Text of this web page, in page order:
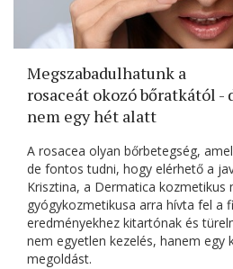
Megszabadulhatunk a
rosaceát okozó bőratkától -
nem egy hét alatt
A rosacea olyan bőrbetegség,
de fontos tudni, hogy elérhető a
Krisztina, a Dermatica kozmetikus
gyógykozmetikusa arra hívta fel a
eredményekhez kitartónak és
nem egyetlen kezelés, hanem egy
megoldást.